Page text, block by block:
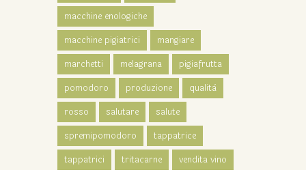
macchine enologiche
macchine pigiatrici
mangiare
marchetti
melagrana
pigiafrutta
pomodoro
produzione
qualità
rosso
salutare
salute
spremipomodoro
tappatrice
tappatrici
tritacarne
vendita vino